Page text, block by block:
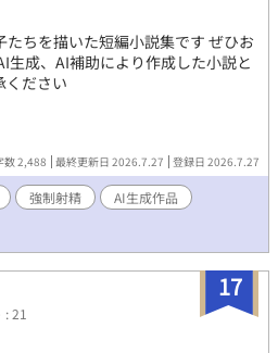
ちを描いた短編小説集です ぜひお
成、AI補助により作成した小説と
ください
数 2,488 最終更新日 2026.7.27 登録日 2026.7.27
強制射精
AI生成作品
17
21